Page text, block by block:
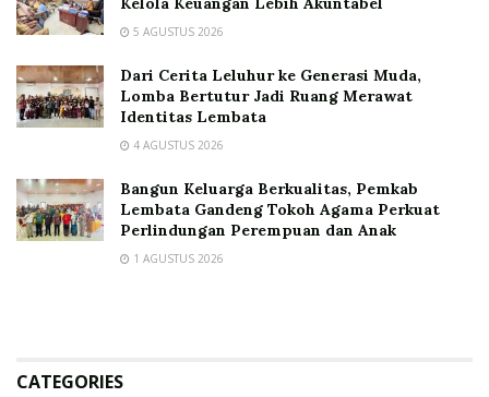
5 AGUSTUS 2026
Dari Cerita Leluhur ke Generasi Muda,
Lomba Bertutur Jadi Ruang Merawat
Identitas Lembata
4 AGUSTUS 2026
Bangun Keluarga Berkualitas, Pemkab
Lembata Gandeng Tokoh Agama Perkuat
Perlindungan Perempuan dan Anak
1 AGUSTUS 2026
CATEGORIES